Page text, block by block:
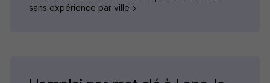
sans expérience par ville